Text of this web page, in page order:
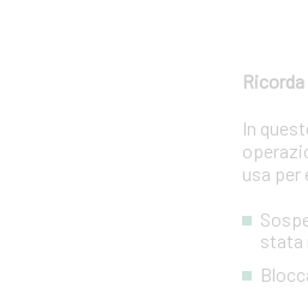
In
usa
stata